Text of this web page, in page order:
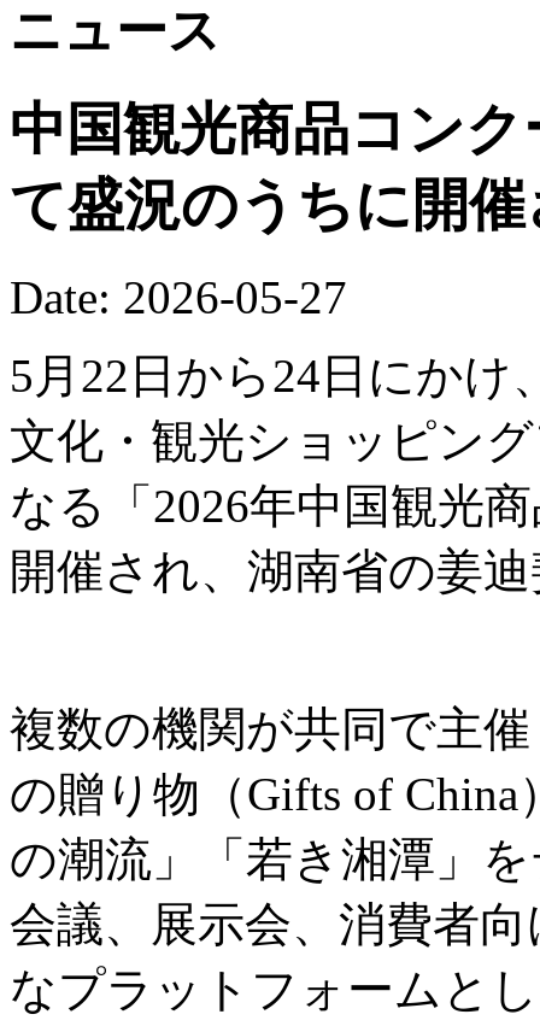
ニュース
中国観光商品コン
て盛況のうちに開
Date: 2026-05-27
5月22日から24日にかけ
文化・観光ショッピン
なる「2026年中国観光
開催され、湖南省の姜
複数の機関が共同で主
の贈り物（Gifts of
の潮流」「若き湘潭」
会議、展示会、消費者
なプラットフォームと